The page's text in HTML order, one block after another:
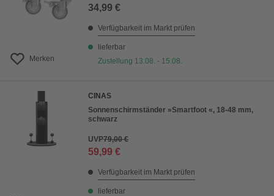
Bewertung
Merken
34,99 €
Verfügbarkeit im Markt prüfen
lieferbar
Zustellung 13.08. - 15.08.
CINAS
Sonnenschirmständer »Smartfoot «, 18-48 mm,
schwarz
UVP79,00 €
59,99 €
Verfügbarkeit im Markt prüfen
lieferbar